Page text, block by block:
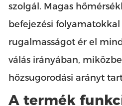
szolgál. Magas
befejezési
rugalmasságot ér el
válás irányában,
hőzsugorodási arányt
A termék